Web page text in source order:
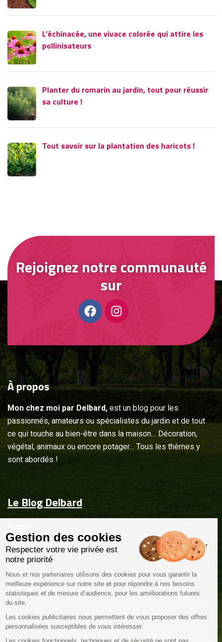
L’échinacée, une vivace colorée qui attire les
pollinisateurs
Planter du romarin au jardin, tout pour réussir
sa culture !
Tout savoir sur la plantation des haricots !
Rejoignez notre communauté
sur
Àpropos
Mon chez moi par Delbard, est un blog pour les
passionnés, amateurs ou spécialistes du jardin et de tout
ce qui touche au bien-être dans la maison… Décoration,
végétal, animaux ou encore potager… Tous les thèmes y
sont abordés !
Le Blog Delbard
Jardin & maison
Inspiration
Couvrez-les d'attentions
Delbard.fr
Gestion des cookies
Respecter votre vie privée est
notre priorité
Nous et nos partenaires utilisons des cookies pour vous garantir la
meilleure expérience sur notre site et pour répondre à nos besoins
statistiques et de mesure d’audience, pour les améliorations futures
du site.
Les cookies publicitaires nous permettent de vous proposer des offres
personnalisées susceptibles de vous intéresser.
Les cookies fonctionnels, techniques et de sécurité ne sont pas